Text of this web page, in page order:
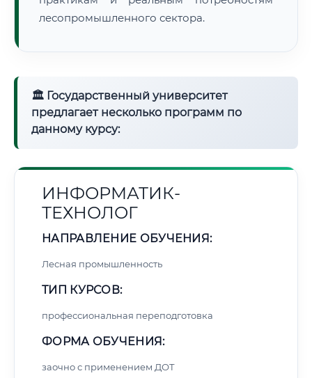
🔍Нажмите на документ для увеличения и просмотра
лесопромышленного сектора.
🏛 Государственный университет
предлагает несколько программ по
данному курсу:
ИНФОРМАТИК-
ТЕХНОЛОГ
НАПРАВЛЕНИЕ ОБУЧЕНИЯ:
Лесная промышленность
ТИП КУРСОВ:
профессиональная переподготовка
ФОРМА ОБУЧЕНИЯ:
заочно с применением ДОТ